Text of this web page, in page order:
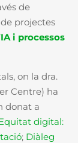
de
projectes
i processos
on la dra.
Centre) ha
donat a
digital:
; Diàleg